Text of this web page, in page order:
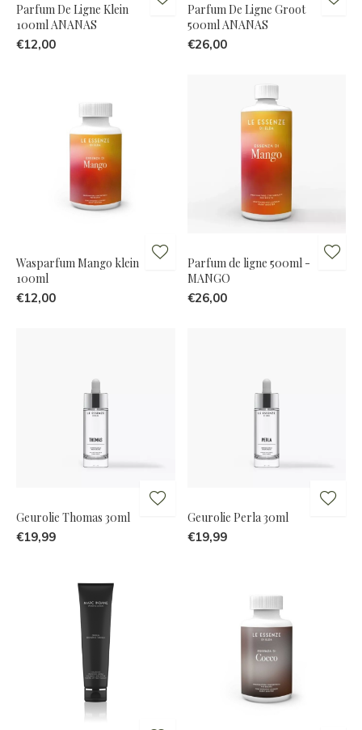
Parfum De Ligne Klein
100ml ANANAS
€12,00
Parfum De Ligne Groot
500ml ANANAS
€26,00
Wasparfum Mango klein
100ml
€12,00
Parfum de ligne 500ml -
MANGO
€26,00
Geurolie Thomas 30ml
€19,99
Geurolie Perla 30ml
€19,99